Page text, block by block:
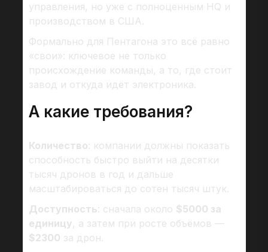
управления, но уже с полноценным HQ и
производством в США.
Формально для Пентагона это всё равно
«свои»: ключевое не только
происхождение команды, а то, где стоит
завод и откуда идёт электроника.
А какие требования?
Количество: компании должны показать
способность быстро выйти на десятки
тысяч дронов в год и дальше
масштабироваться до сотен тысяч штук.
Доступность: сначала около $5000 за
единицу, а затем при росте объёмов —
$2300 за дрон.